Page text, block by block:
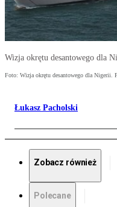
Wizja okrętu desantowego dla
Foto: Wizja okrętu desantowego dla Nigerii.
Łukasz Pacholski
Zobacz również
Polecane